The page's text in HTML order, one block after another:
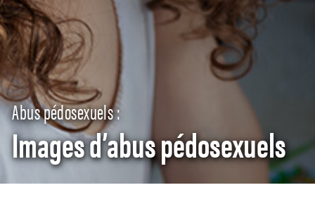
Abus pédosexuels :
Images d’abus pédosexuels